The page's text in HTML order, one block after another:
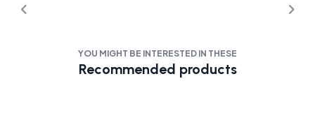
YOU MIGHT BE INTERESTED IN THESE
Recommended products